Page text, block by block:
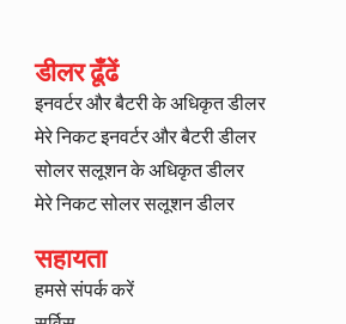
डीलर ढूँढें
इनवर्टर और बैटरी के अधिकृत डीलर
मेरे निकट इनवर्टर और बैटरी डीलर
सोलर सलूशन के अधिकृत डीलर
मेरे निकट सोलर सलूशन डीलर
सहायता
हमसे संपर्क करें